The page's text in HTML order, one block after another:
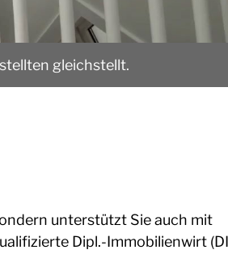
gleichstellt.
unterstützt Sie auch mit
Dipl.-Immobilienwirt